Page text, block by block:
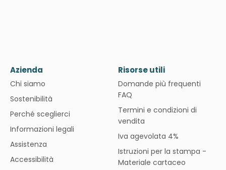
Azienda
Chi siamo
Sostenibilità
Perché sceglierci
Informazioni legali
Assistenza
Accessibilità
Risorse utili
Domande più frequenti
FAQ
Termini e condizioni di
vendita
Iva agevolata 4%
Istruzioni per la stampa -
Materiale cartaceo